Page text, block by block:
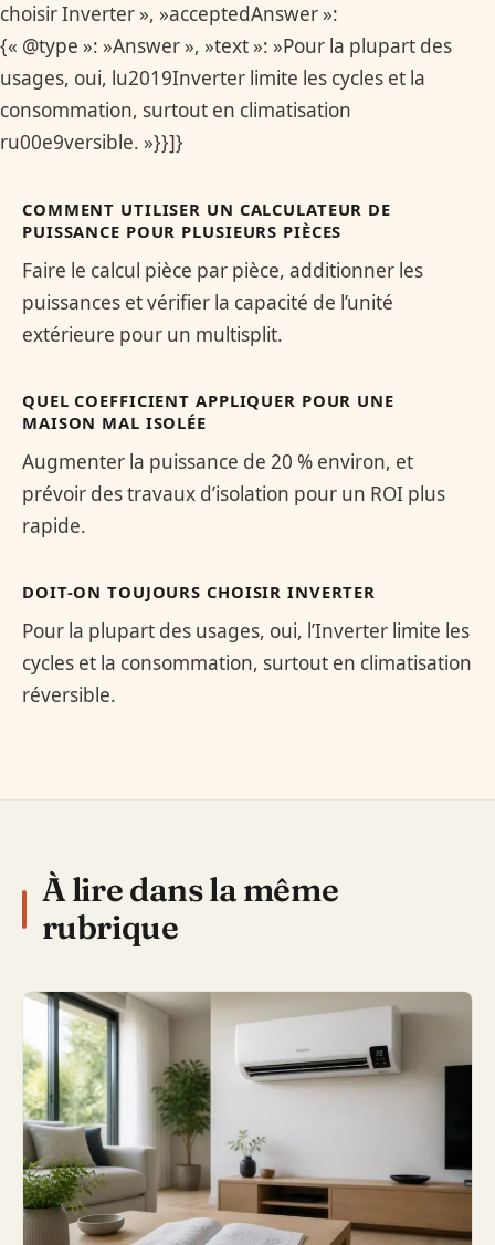
choisir Inverter », »acceptedAnswer »:
{« @type »: »Answer », »text »: »Pour la plupart des
usages, oui, lu2019Inverter limite les cycles et la
consommation, surtout en climatisation
ru00e9versible. »}}]}
COMMENT UTILISER UN CALCULATEUR DE
PUISSANCE POUR PLUSIEURS PIÈCES
Faire le calcul pièce par pièce, additionner les
puissances et vérifier la capacité de l’unité
extérieure pour un multisplit.
QUEL COEFFICIENT APPLIQUER POUR UNE
MAISON MAL ISOLÉE
Augmenter la puissance de 20 % environ, et
prévoir des travaux d’isolation pour un ROI plus
rapide.
DOIT-ON TOUJOURS CHOISIR INVERTER
Pour la plupart des usages, oui, l’Inverter limite les
cycles et la consommation, surtout en climatisation
réversible.
À lire dans la même
rubrique